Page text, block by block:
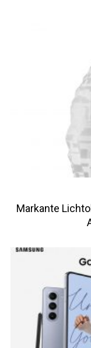
Markante